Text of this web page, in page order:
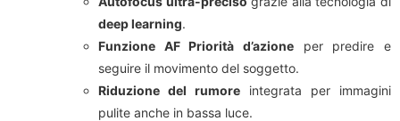
deep learning.
Funzione AF Priorità d’azione per predire e
seguire il movimento del soggetto.
Riduzione del rumore integrata per immagini
pulite anche in bassa luce.